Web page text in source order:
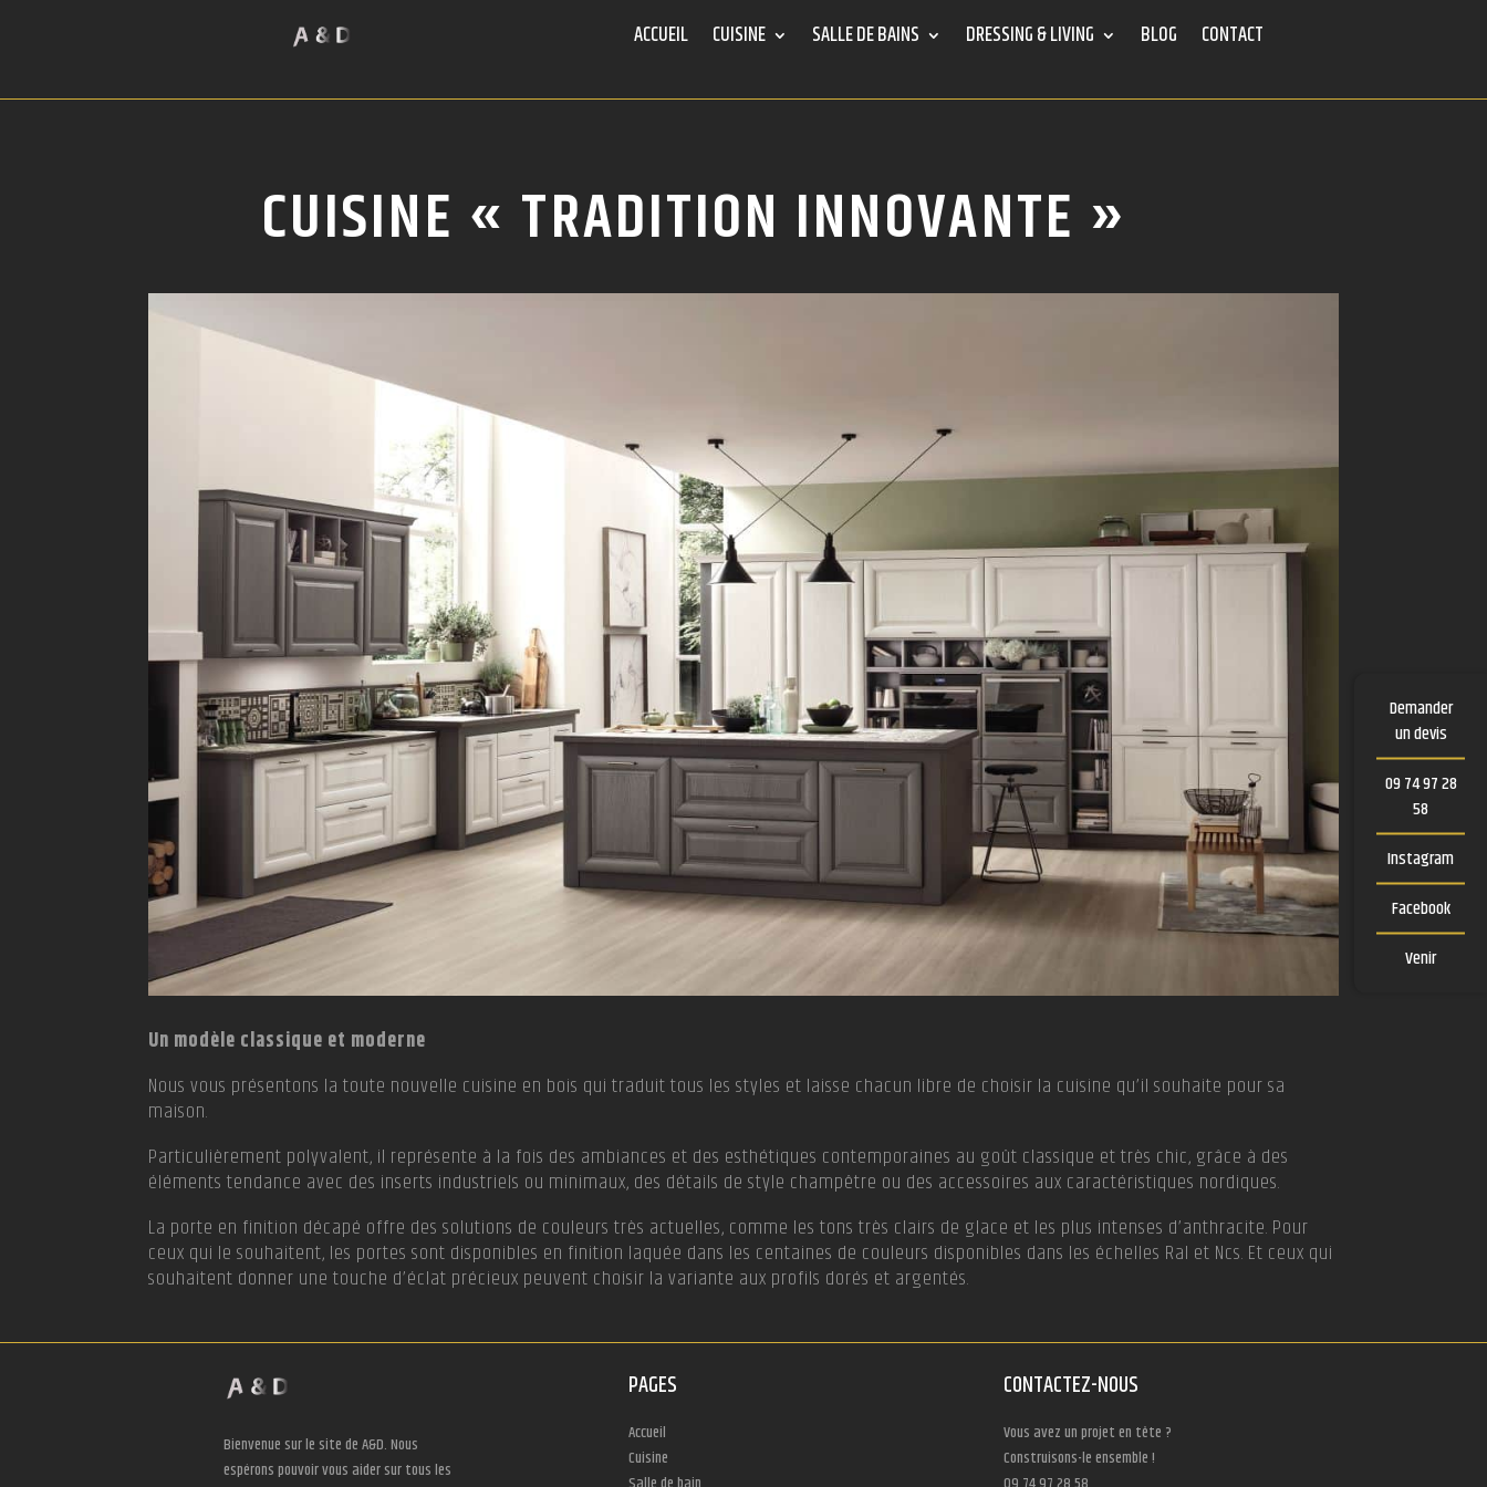
Demander
un devis
09 74 97 28
58
Instagram
Facebook
Venir
ACCUEIL CUISINE SALLE DE BAINS DRESSING & LIVING BLOG CONTACT
CUISINE « TRADITION INNOVANTE »
Un modèle classique et moderne
Nous vous présentons la toute nouvelle cuisine en bois qui traduit tous les styles et laisse chacun libre de choisir la cuisine qu’il souhaite pour sa
maison.
Particulièrement polyvalent, il représente à la fois des ambiances et des esthétiques contemporaines au goût classique et très chic, grâce à des
éléments tendance avec des inserts industriels ou minimaux, des détails de style champêtre ou des accessoires aux caractéristiques nordiques.
La porte en finition décapé offre des solutions de couleurs très actuelles, comme les tons très clairs de glace et les plus intenses d’anthracite. Pour
ceux qui le souhaitent, les portes sont disponibles en finition laquée dans les centaines de couleurs disponibles dans les échelles Ral et Ncs. Et ceux qui
souhaitent donner une touche d’éclat précieux peuvent choisir la variante aux profils dorés et argentés.
Bienvenue sur le site de A&D. Nous
espérons pouvoir vous aider sur tous les
PAGES
Accueil
Cuisine
CONTACTEZ-NOUS
Vous avez un projet en tête ?
Construisons-le ensemble !